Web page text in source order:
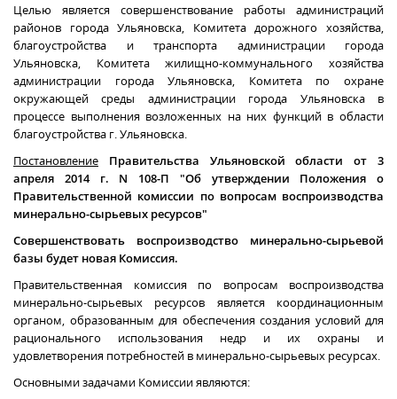
Целью является совершенствование работы администраций
районов города Ульяновска, Комитета дорожного хозяйства,
благоустройства и транспорта администрации города
Ульяновска, Комитета жилищно-коммунального хозяйства
администрации города Ульяновска, Комитета по охране
окружающей среды администрации города Ульяновска в
процессе выполнения возложенных на них функций в области
благоустройства г. Ульяновска.
Постановление Правительства Ульяновской области от 3
апреля 2014 г. N 108-П "Об утверждении Положения о
Правительственной комиссии по вопросам воспроизводства
минерально-сырьевых ресурсов"
Совершенствовать воспроизводство минерально-сырьевой
базы будет новая Комиссия.
Правительственная комиссия по вопросам воспроизводства
минерально-сырьевых ресурсов является координационным
органом, образованным для обеспечения создания условий для
рационального использования недр и их охраны и
удовлетворения потребностей в минерально-сырьевых ресурсах.
Основными задачами Комиссии являются: